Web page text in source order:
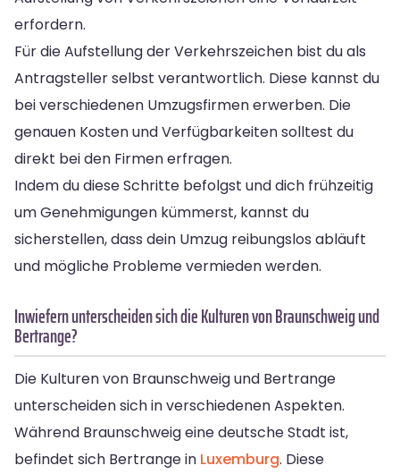
erfordern.
Für die Aufstellung der Verkehrszeichen bist du als
Antragsteller selbst verantwortlich. Diese kannst du
bei verschiedenen Umzugsfirmen erwerben. Die
genauen Kosten und Verfügbarkeiten solltest du
direkt bei den Firmen erfragen.
Indem du diese Schritte befolgst und dich frühzeitig
um Genehmigungen kümmerst, kannst du
sicherstellen, dass dein Umzug reibungslos abläuft
und mögliche Probleme vermieden werden.
Inwiefern unterscheiden sich die Kulturen von Braunschweig und
Bertrange?
Die Kulturen von Braunschweig und Bertrange
unterscheiden sich in verschiedenen Aspekten.
Während Braunschweig eine deutsche Stadt ist,
befindet sich Bertrange in Luxemburg. Diese